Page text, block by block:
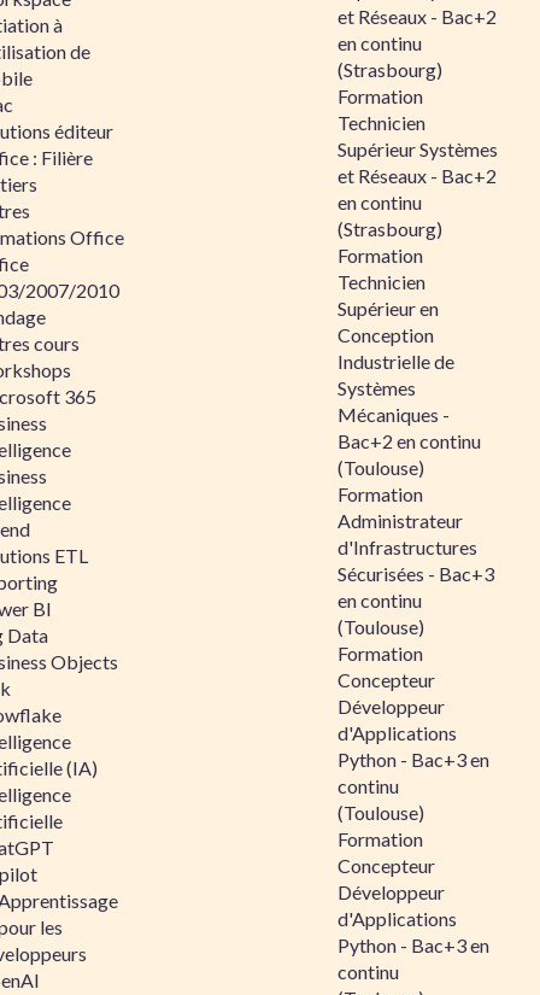
à
de
éditeur
: Filière
Office
2007/2010
cours
365
ETL
BI
Data
Objects
(IA)
les
et Réseaux - Bac+2
en continu
(Strasbourg)
Formation
Technicien
Supérieur Systèmes
et Réseaux - Bac+2
en continu
(Strasbourg)
Formation
Technicien
Supérieur en
Conception
Industrielle de
Systèmes
Mécaniques -
Bac+2 en continu
(Toulouse)
Formation
Administrateur
d'Infrastructures
Sécurisées - Bac+3
en continu
(Toulouse)
Formation
Concepteur
Développeur
d'Applications
Python - Bac+3 en
continu
(Toulouse)
Formation
Concepteur
Développeur
d'Applications
Python - Bac+3 en
continu